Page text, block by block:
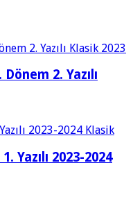
2. Yazılı
Yazılı 2023-2024